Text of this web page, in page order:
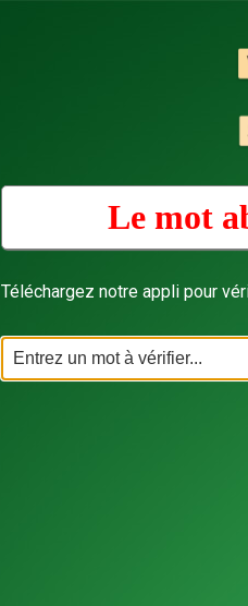
Le mot
Téléchargez notre appli pour